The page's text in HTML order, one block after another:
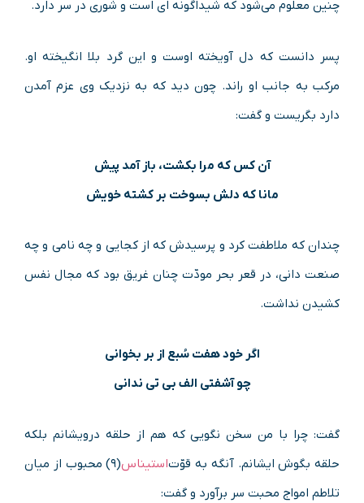
چنین معلوم می‌شود که شیداگونه ای است و شوری در سر دارد.
پسر دانست که دل آویخته اوست و این گرد بلا انگیخته او.
مرکب به جانب او راند. چون دید که به نزدیک وی عزم آمدن
دارد بگریست و گفت:
آن کس که مرا بکشت، باز آمد پیش
مانا که دلش بسوخت بر کشته خویش
چندان که ملاطفت کرد و پرسیدش که از کجایی و چه نامی و چه
صنعت دانی، در قعر بحر مودّت چنان غریق بود که مجال نفس
کشیدن نداشت.
اگر خود هفت سُبع از بر بخوانی
چو آشفتی الف بی تی ندانی
گفت: چرا با من سخن نگویی که هم از حلقه درویشانم بلکه
حلقه بگوش ایشانم. آنگه به قوّتاستیناس
(۹) محبوب از میان
تلاطم امواج محبت سر برآورد و گفت: